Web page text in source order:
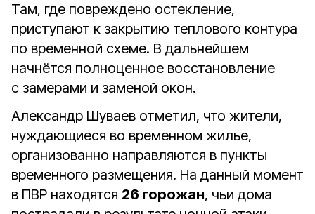
Там, где повреждено остекление,
приступают к закрытию теплового контура
по временной схеме. В дальнейшем
начнётся полноценное восстановление
с замерами и заменой окон.
Александр Шуваев отметил, что жители,
нуждающиеся во временном жилье,
организованно направляются в пункты
временного размещения. На данный момент
в ПВР находятся 26 горожан, чьи дома